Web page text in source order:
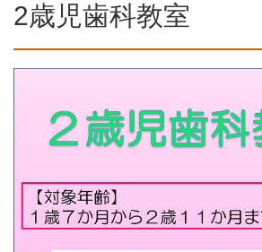
2歳児歯科教室